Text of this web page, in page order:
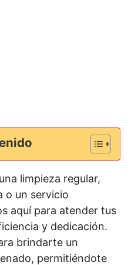
limpieza regular,
o un servicio
aquí para atender tus
y dedicación.
brindarte un
permitiéndote